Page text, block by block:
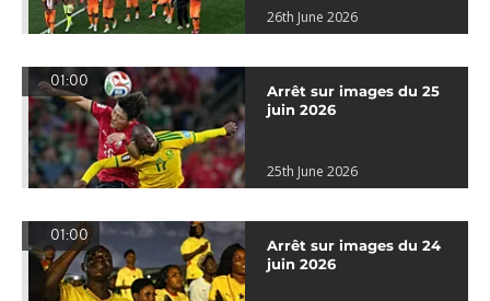
26th June 2026
01:00
Arrêt sur images du 25
juin 2026
25th June 2026
01:00
Arrêt sur images du 24
juin 2026